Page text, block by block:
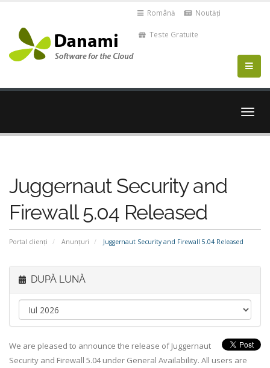
Română Noutăți
Teste Gratuite
Juggernaut Security and
Firewall 5.04 Released
Portal clienți Anunțuri Juggernaut Security and Firewall 5.04 Released
DUPĂ LUNĂ
We are pleased to announce the release of Juggernaut
Security and Firewall 5.04 under General Availability. All users are